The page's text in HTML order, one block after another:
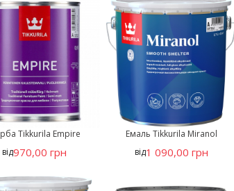
Tikkurila Empire
від970,00 грн
Емаль Tikkurila Miranol
від1 090,00 грн